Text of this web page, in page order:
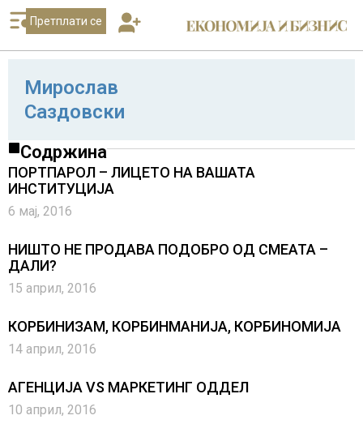
Претплати се
Мирослав
Саздовски
Содржина
ПОРТПАРОЛ – ЛИЦЕТО НА ВАШАТА
ИНСТИТУЦИЈА
6 мај, 2016
НИШТО НЕ ПРОДАВА ПОДОБРО ОД СМЕАТА –
ДАЛИ?
15 април, 2016
КОРБИНИЗАМ, КОРБИНМАНИЈА, КОРБИНОМИЈА
14 април, 2016
АГЕНЦИЈА VS МАРКЕТИНГ ОДДЕЛ
10 април, 2016